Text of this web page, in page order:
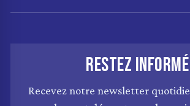
RESTEZ INFORMÉ
Recevez notre newsletter